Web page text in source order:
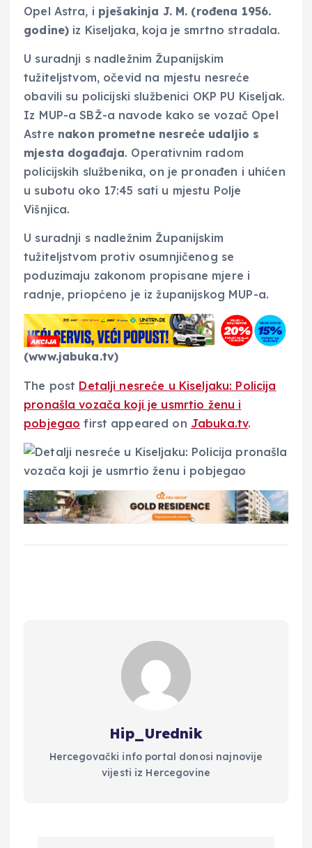
Opel Astra, i pješakinja J. M. (rođena 1956.
godine) iz Kiseljaka, koja je smrtno stradala.
U suradnji s nadležnim Županijskim
tužiteljstvom, očevid na mjestu nesreće
obavili su policijski službenici OKP PU Kiseljak.
Iz MUP-a SBŽ-a navode kako se vozač Opel
Astre nakon prometne nesreće udaljio s
mjesta događaja. Operativnim radom
policijskih službenika, on je pronađen i uhićen
u subotu oko 17:45 sati u mjestu Polje
Višnjica.
U suradnji s nadležnim Županijskim
tužiteljstvom protiv osumnjičenog se
poduzimaju zakonom propisane mjere i
radnje, priopćeno je iz županijskog MUP-a.
(www.jabuka.tv)
The post Detalji nesreće u Kiseljaku: Policija
pronašla vozača koji je usmrtio ženu i
pobjegao first appeared on Jabuka.tv.
Hip_Urednik
Hercegovački info portal donosi najnovije
vijesti iz Hercegovine